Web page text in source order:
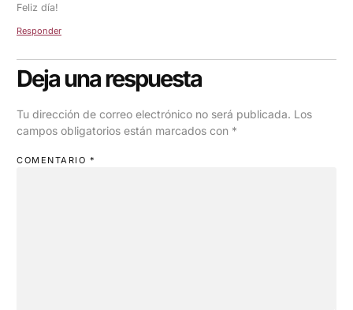
Feliz día!
Responder
Deja una respuesta
Tu dirección de correo electrónico no será publicada. Los
campos obligatorios están marcados con *
COMENTARIO *